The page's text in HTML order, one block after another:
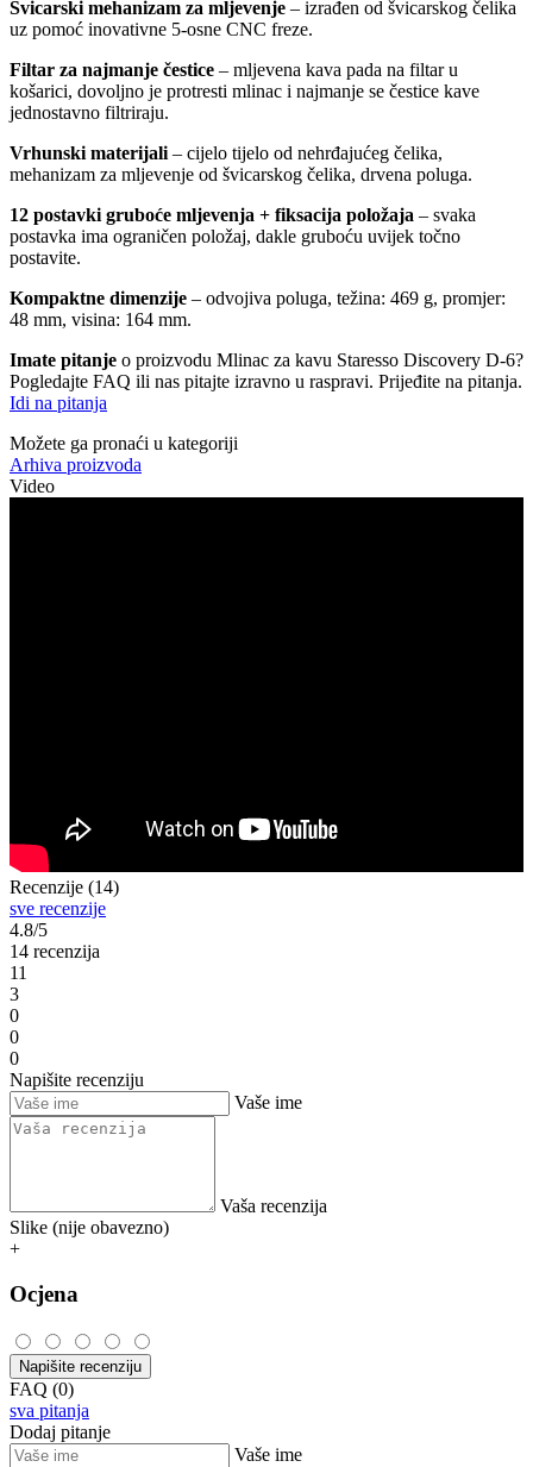
Švicarski mehanizam za mljevenje – izrađen od švicarskog čelika
uz pomoć inovativne 5-osne CNC freze.
Filtar za najmanje čestice – mljevena kava pada na filtar u
košarici, dovoljno je protresti mlinac i najmanje se čestice kave
jednostavno filtriraju.
Vrhunski materijali – cijelo tijelo od nehrđajućeg čelika,
mehanizam za mljevenje od švicarskog čelika, drvena poluga.
12 postavki gruboće mljevenja + fiksacija položaja – svaka
postavka ima ograničen položaj, dakle gruboću uvijek točno
postavite.
Kompaktne dimenzije – odvojiva poluga, težina: 469 g, promjer:
48 mm, visina: 164 mm.
Imate pitanje o proizvodu Mlinac za kavu Staresso Discovery D-6?
Pogledajte FAQ ili nas pitajte izravno u raspravi. Prijeđite na pitanja.
Idi na pitanja
Možete ga pronaći u kategoriji
Arhiva proizvoda
Video
Recenzije (14)
sve recenzije
4.8/5
14 recenzija
11
3
0
0
0
Napišite recenziju
Vaše ime
Vaša recenzija
Slike (nije obavezno)
+
Ocjena
Napišite recenziju
FAQ (0)
sva pitanja
Dodaj pitanje
Vaše ime